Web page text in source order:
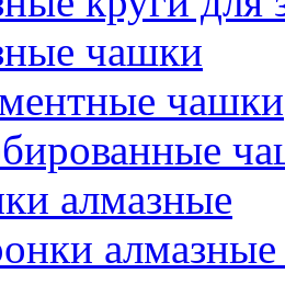
чашки
чашки
алмазные